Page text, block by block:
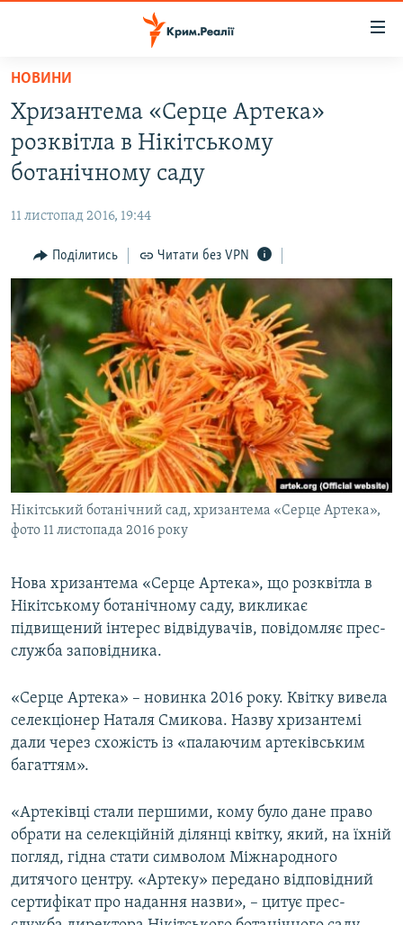
Перейти
основного
матеріалу
Перейти
до
основної
Перейти
до
пошуку
ВОДА.КРИМ
ВІДЕО ТА ФОТО
БЛОГИ
ПОГЛЯД
ІНТЕРВ'Ю
ВСЕ ЗА ДЕНЬ
СПЕЦПРОЕКТИ
ДЕПОРТАЦІЯ
ВІДЕОУРОКИ «ELIFBE»
СВІДЧЕННЯ ОКУПАЦІЇ
УКРАЇНСЬКА ПРОБЛЕМА КРИМУ
ІНФОГРАФІКА
ЯК ОБІЙТИ БЛОКУВАННЯ
Русский
Qırımtatar
ДОЛУЧАЙСЯ!
Усі сайти RFE/RL
НОВИНИ
Хризантема «Серце Артека»
розквітла в Нікітському
ботанічному саду
11 листопад 2016, 19:44
Поділитись Читати без VPN
Нікітський ботанічний сад, хризантема «Серце Артека»,
фото 11 листопада 2016 року
Нова хризантема «Серце Артека», що розквітла в
Нікітському ботанічному саду, викликає
підвищений інтерес відвідувачів, повідомляє прес-
служба заповідника.
«Серце Артека» – новинка 2016 року. Квітку вивела
селекціонер Наталя Смикова. Назву хризантемі
дали через схожість із «палаючим артеківським
багаттям».
«Артеківці стали першими, кому було дане право
обрати на селекційній ділянці квітку, який, на їхній
погляд, гідна стати символом Міжнародного
дитячого центру. «Артеку» передано відповідний
сертифікат про надання назви», – цитує прес-